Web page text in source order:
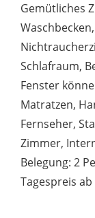
Gemütliches
Schlafraum,
Fenster
Matratzen,
Fernseher,
Zimmer,
Belegung: 2
Tagespreis